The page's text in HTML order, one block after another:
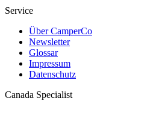
Service
Über CamperCo
Newsletter
Glossar
Impressum
Datenschutz
Canada Specialist